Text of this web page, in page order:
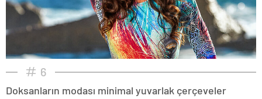
6
Doksanların modası minimal yuvarlak çerçeveler